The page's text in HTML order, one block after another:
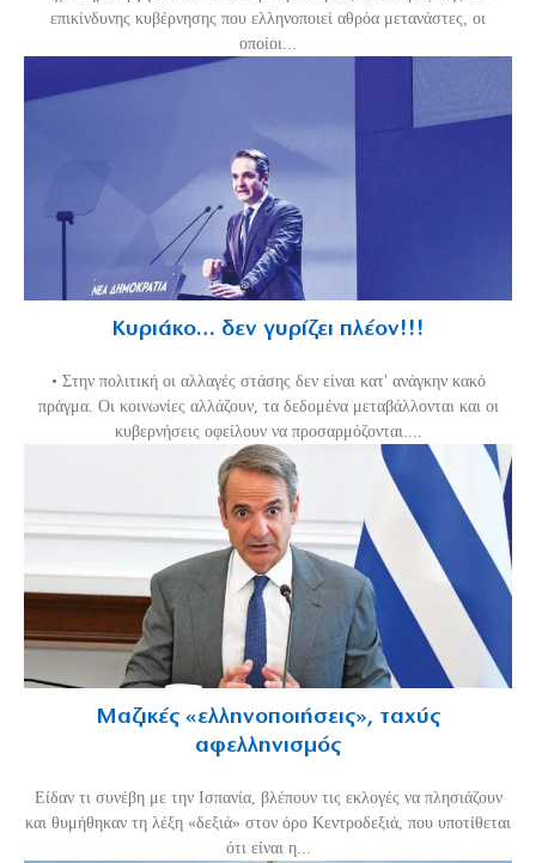
επικίνδυνης κυβέρνησης που ελληνοποιεί αθρόα μετανάστες, οι
οποίοι...
Κυριάκο… δεν γυρίζει πλέον!!!
• Στην πολιτική οι αλλαγές στάσης δεν είναι κατ' ανάγκην κακό
πράγμα. Οι κοινωνίες αλλάζουν, τα δεδομένα μεταβάλλονται και οι
κυβερνήσεις οφείλουν να προσαρμόζονται....
Μαζικές «ελληνοποιήσεις», ταχύς
αφελληνισμός
Είδαν τι συνέβη με την Ισπανία, βλέπουν τις εκλογές να πλησιάζουν
και θυμήθηκαν τη λέξη «δεξιά» στον όρο Κεντροδεξιά, που υποτίθεται
ότι είναι η...